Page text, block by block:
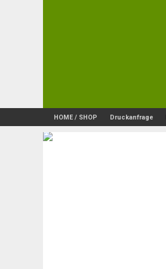
HOME / SHOP Druckanfrage